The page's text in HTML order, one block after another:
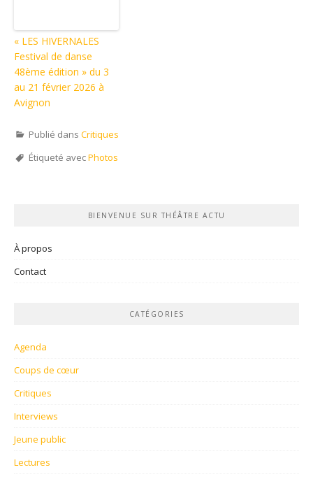
« LES HIVERNALES
Festival de danse
48ème édition » du 3
au 21 février 2026 à
Avignon
Publié dans Critiques
Étiqueté avecPhotos
BIENVENUE SUR THÉÂTRE ACTU
À propos
Contact
CATÉGORIES
Agenda
Coups de cœur
Critiques
Interviews
Jeune public
Lectures